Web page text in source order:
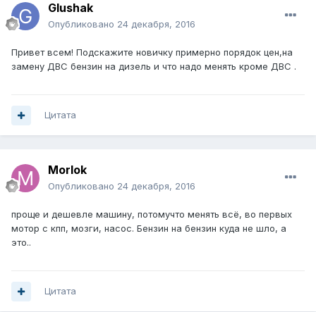
Glushak
Опубликовано 24 декабря, 2016
Привет всем! Подскажите новичку примерно порядок цен,на
замену ДВС бензин на дизель и что надо менять кроме ДВС .
Цитата
Morlok
Опубликовано 24 декабря, 2016
проще и дешевле машину, потомучто менять всё, во первых
мотор с кпп, мозги, насос. Бензин на бензин куда не шло, а
это..
Цитата